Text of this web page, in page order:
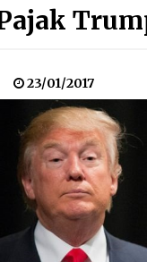
23/01/2017